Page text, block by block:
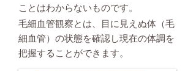
ことはわからないものです。
毛細血管観察とは、目に見えぬ体（毛
細血管）の状態を確認し現在の体調を
把握することができます。